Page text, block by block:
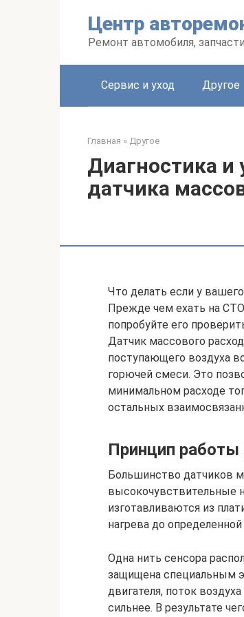
Центр
Ремонт автомобиля,
Сервис и уход Другое
Главная » Другое
Диагностика и
датчика
Что делать если у
Прежде чем ехать на
попробуйте его
Датчик массового
поступающего воздуха
горючей смеси. Это
минимальном расходе
остальных
Принцип
Большинство датчиков
высокочувствительные
изготавливаются из
нагрева до
Одна нить сенсора
защищена специальным
двигателя, поток
сильнее. В результате